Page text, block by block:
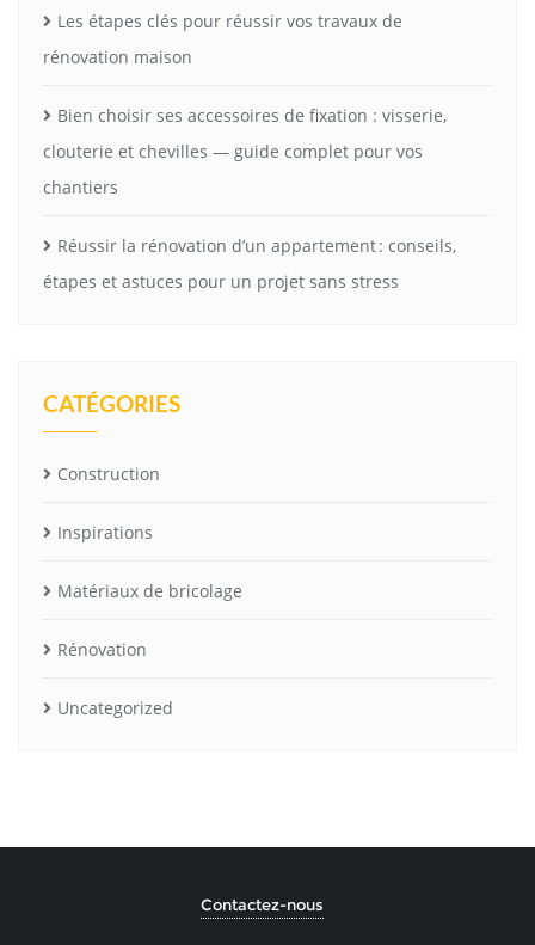
Les étapes clés pour réussir vos travaux de
rénovation maison
Bien choisir ses accessoires de fixation : visserie,
clouterie et chevilles — guide complet pour vos
chantiers
Réussir la rénovation d’un appartement : conseils,
étapes et astuces pour un projet sans stress
CATÉGORIES
Construction
Inspirations
Matériaux de bricolage
Rénovation
Uncategorized
Contactez-nous